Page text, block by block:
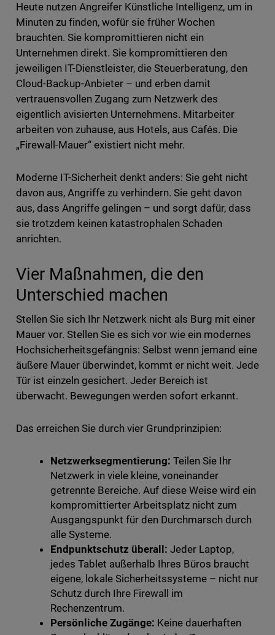
Heute nutzen Angreifer Künstliche Intelligenz, um in
Minuten zu finden, wofür sie früher Wochen
brauchten. Sie kompromittieren nicht ein
Unternehmen direkt. Sie kompromittieren den
jeweiligen IT-Dienstleister, die Steuerberatung, den
Cloud-Backup-Anbieter – und erben damit
vertrauensvollen Zugang zum Netzwerk des
eigentlich avisierten Unternehmens. Mitarbeiter
arbeiten von zuhause, aus Hotels, aus Cafés. Die
„Firewall-Mauer“ existiert nicht mehr.
Moderne IT-Sicherheit denkt anders: Sie geht nicht
davon aus, Angriffe zu verhindern. Sie geht davon
aus, dass Angriffe gelingen – und sorgt dafür, dass
sie trotzdem keinen katastrophalen Schaden
anrichten.
Vier Maßnahmen, die den
Unterschied machen
Stellen Sie sich Ihr Netzwerk nicht als Burg mit einer
Mauer vor. Stellen Sie es sich vor wie ein modernes
Hochsicherheitsgefängnis: Selbst wenn jemand eine
äußere Mauer überwindet, kommt er nicht weit. Jede
Tür ist einzeln gesichert. Jeder Bereich ist
überwacht. Bewegungen werden sofort erkannt.
Das erreichen Sie durch vier Grundprinzipien:
Netzwerksegmentierung: Teilen Sie Ihr
Netzwerk in viele kleine, voneinander
getrennte Bereiche. Auf diese Weise wird ein
kompromittierter Arbeitsplatz nicht zum
Ausgangspunkt für den Durchmarsch durch
alle Systeme.
Endpunktschutz überall: Jeder Laptop,
jedes Tablet außerhalb Ihres Büros braucht
eigene, lokale Sicherheitssysteme – nicht nur
Schutz durch Ihre Firewall im
Rechenzentrum.
Persönliche Zugänge: Keine dauerhaften